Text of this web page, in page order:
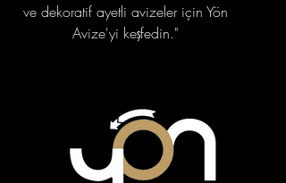
ve dekoratif ayetli avizeler için Yön
Avize'yi keşfedin."